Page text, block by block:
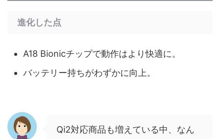
進化した点
A18 Bionicチップで動作はより快適に。
バッテリー持ちがわずかに向上。
Qi2対応商品も増えている中、なん